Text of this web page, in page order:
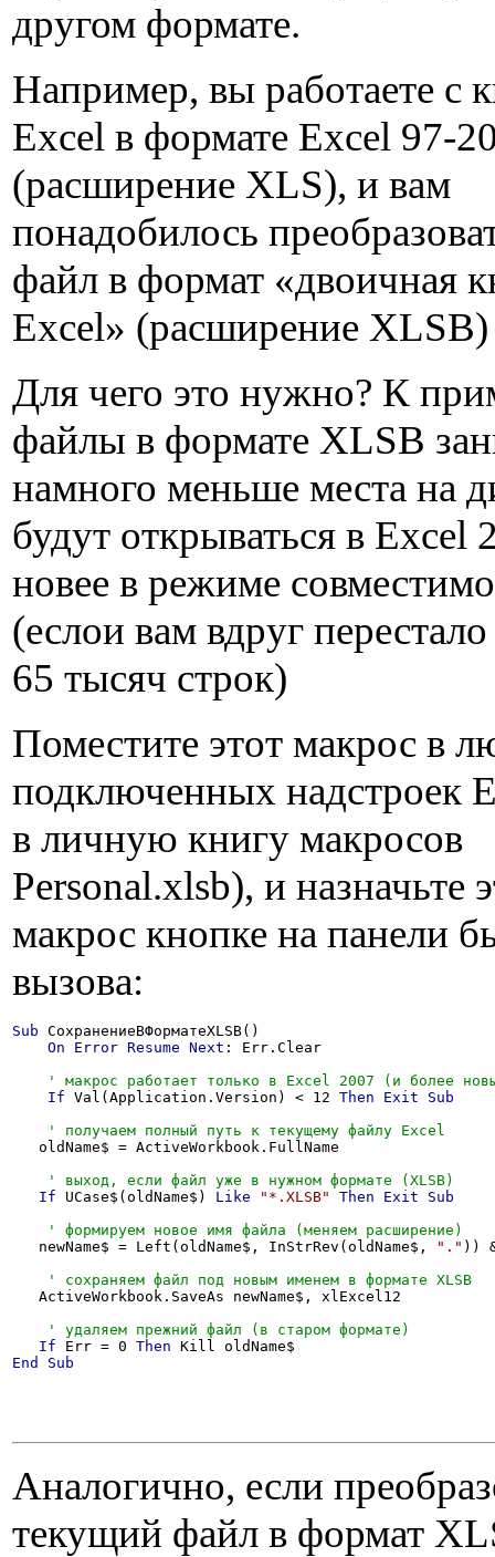
другом формате.
Например, вы работаете с
Excel в формате Excel 97-
(расширение XLS), и вам
понадобилось
файл в формат «двоичная
Excel» (расширение XLSB)
Для чего это нужно? К
файлы в формате XLSB
намного меньше места на
будут открываться в Excel
новее в режиме
(еслои вам вдруг перестало
65 тысяч строк)
Поместите этот макрос в
подключенных надстроек
в личную книгу макросов
Personal.xlsb), и назначьте
макрос кнопке на панели
вызова:
Sub СохранениеВФорматеXLSB()
On
Error Resume Next : Err.Clear
If Val(Application.Version) < 12 Then Exit
Sub
   oldName$ = ActiveWorkbook.FullName
If UCase$(oldName$) Like "*.XLSB" Then Exit
Sub
   newName$ = Left(oldName$, InStrRev(oldName$,
"." ))
   ActiveWorkbook.SaveAs newName$, xlExcel12
If Err = 0 Then
End
Sub
Аналогично, если
текущий файл в формат